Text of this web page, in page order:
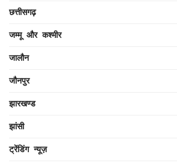
छत्तीसगढ़
जम्मू और कश्मीर
जालौन
जौनपुर
झारखण्ड
झांसी
ट्रेंडिंग न्यूज़